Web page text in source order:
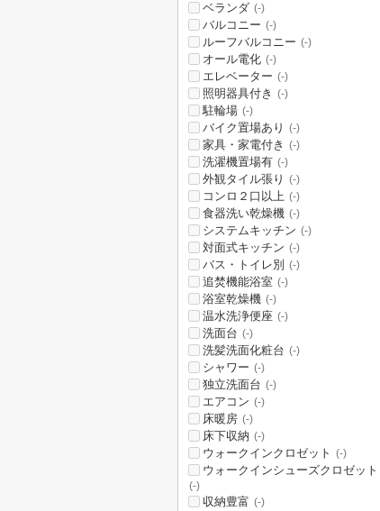
ベランダ (-)
バルコニー (-)
ルーフバルコニー (-)
オール電化 (-)
エレベーター (-)
照明器具付き (-)
駐輪場 (-)
バイク置場あり (-)
家具・家電付き (-)
洗濯機置場有 (-)
外観タイル張り (-)
コンロ２口以上 (-)
食器洗い乾燥機 (-)
システムキッチン (-)
対面式キッチン (-)
バス・トイレ別 (-)
追焚機能浴室 (-)
浴室乾燥機 (-)
温水洗浄便座 (-)
洗面台 (-)
洗髪洗面化粧台 (-)
シャワー (-)
独立洗面台 (-)
エアコン (-)
床暖房 (-)
床下収納 (-)
ウォークインクロゼット (-)
ウォークインシューズクロゼット
(-)
収納豊富 (-)